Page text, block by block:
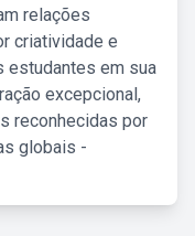
relações
criatividade e
estudantes em sua
excepcional,
reconhecidas por
globais -